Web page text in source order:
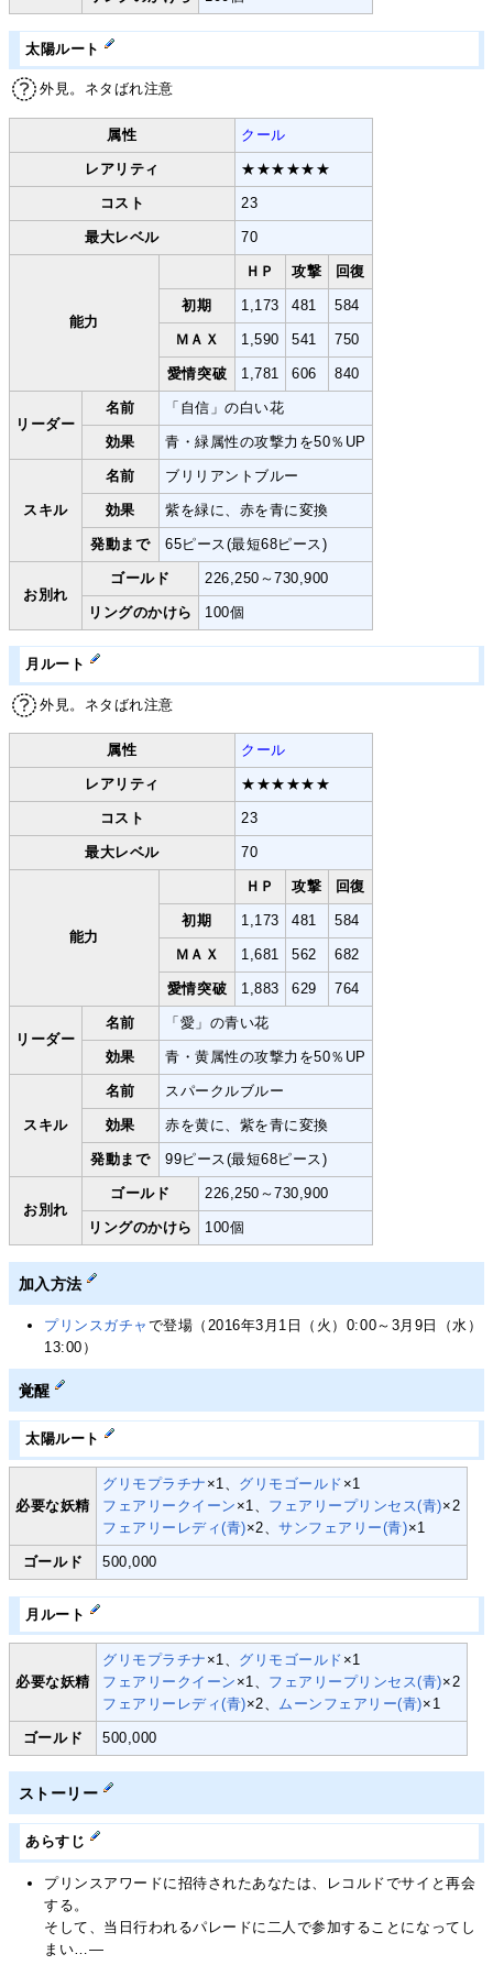
太陽ルート
外見。ネタばれ注意
属性 クール
レアリティ ★★★★★★
コスト 23
最大レベル 70
能力
ＨＰ 攻撃 回復
初期 1,173 481 584
ＭＡＸ 1,590 541 750
愛情突破 1,781 606 840
リーダー
名前 「自信」の白い花
効果 青・緑属性の攻撃力を50％UP
スキル
名前 ブリリアントブルー
効果 紫を緑に、赤を青に変換
発動まで 65ピース(最短68ピース)
お別れ
ゴールド 226,250～730,900
リングのかけら 100個
月ルート
外見。ネタばれ注意
属性 クール
レアリティ ★★★★★★
コスト 23
最大レベル 70
能力
ＨＰ 攻撃 回復
初期 1,173 481 584
ＭＡＸ 1,681 562 682
愛情突破 1,883 629 764
リーダー
名前 「愛」の青い花
効果 青・黄属性の攻撃力を50％UP
スキル
名前 スパークルブルー
効果 赤を黄に、紫を青に変換
発動まで 99ピース(最短68ピース)
お別れ
ゴールド 226,250～730,900
リングのかけら 100個
加入方法
プリンスガチャ で登場（2016年3月1日（火）0:00～3月9日（水）
13:00）
覚醒
太陽ルート
必要な妖精
グリモプラチナ ×1、 グリモゴールド ×1
フェアリークイーン ×1、 フェアリープリンセス(青)×2
フェアリーレディ(青)×2、サンフェアリー(青)×1
ゴールド 500,000
月ルート
必要な妖精
グリモプラチナ ×1、 グリモゴールド ×1
フェアリークイーン ×1、 フェアリープリンセス(青)×2
フェアリーレディ(青)×2、 ムーンフェアリー(青)×1
ゴールド 500,000
ストーリー
あらすじ
プリンスアワードに招待されたあなたは、レコルドでサイと再会
する。
そして、当日行われるパレードに二人で参加することになってし
まい…―